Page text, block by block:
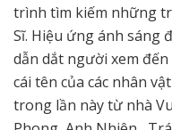
trình tìm kiếm những
Sĩ. Hiệu ứng ánh sáng
dẫn dắt người xem
cái tên của các nhân
trong lần này từ nhà